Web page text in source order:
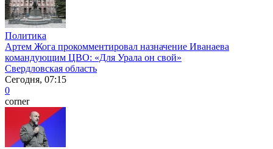
Политика
Артем Жога прокомментировал назначение Иванаева
командующим ЦВО: «Для Урала он свой»
Свердловская область
Сегодня, 07:15
0
corner